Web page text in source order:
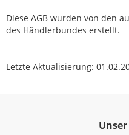
Diese AGB wurden von den
des Händlerbundes erstellt.
Letzte Aktualisierung: